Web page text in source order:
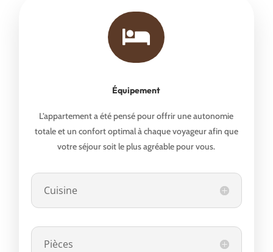

Équipement
L’appartement a été pensé pour offrir une autonomie
totale et un confort optimal à chaque voyageur afin que
votre séjour soit le plus agréable pour vous.
Cuisine
Pièces